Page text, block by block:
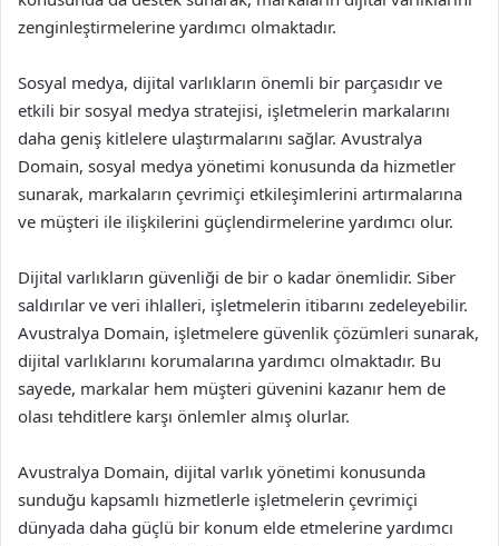
zenginleştirmelerine yardımcı olmaktadır.
Sosyal medya, dijital varlıkların önemli bir parçasıdır ve
etkili bir sosyal medya stratejisi, işletmelerin markalarını
daha geniş kitlelere ulaştırmalarını sağlar. Avustralya
Domain, sosyal medya yönetimi konusunda da hizmetler
sunarak, markaların çevrimiçi etkileşimlerini artırmalarına
ve müşteri ile ilişkilerini güçlendirmelerine yardımcı olur.
Dijital varlıkların güvenliği de bir o kadar önemlidir. Siber
saldırılar ve veri ihlalleri, işletmelerin itibarını zedeleyebilir.
Avustralya Domain, işletmelere güvenlik çözümleri sunarak,
dijital varlıklarını korumalarına yardımcı olmaktadır. Bu
sayede, markalar hem müşteri güvenini kazanır hem de
olası tehditlere karşı önlemler almış olurlar.
Avustralya Domain, dijital varlık yönetimi konusunda
sunduğu kapsamlı hizmetlerle işletmelerin çevrimiçi
dünyada daha güçlü bir konum elde etmelerine yardımcı